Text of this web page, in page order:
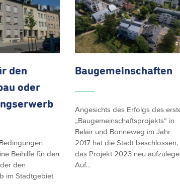
den
oder
Beihilfe für den
den
im Stadtgebiet
Baugemeinschaften
Angesichts des Erfolgs des
„Baugemeinschaftsprojekts“ in
Belair und Bonneweg im Jahr
2017 hat die Stadt beschlossen,
das Projekt 2023 neu
Auf…